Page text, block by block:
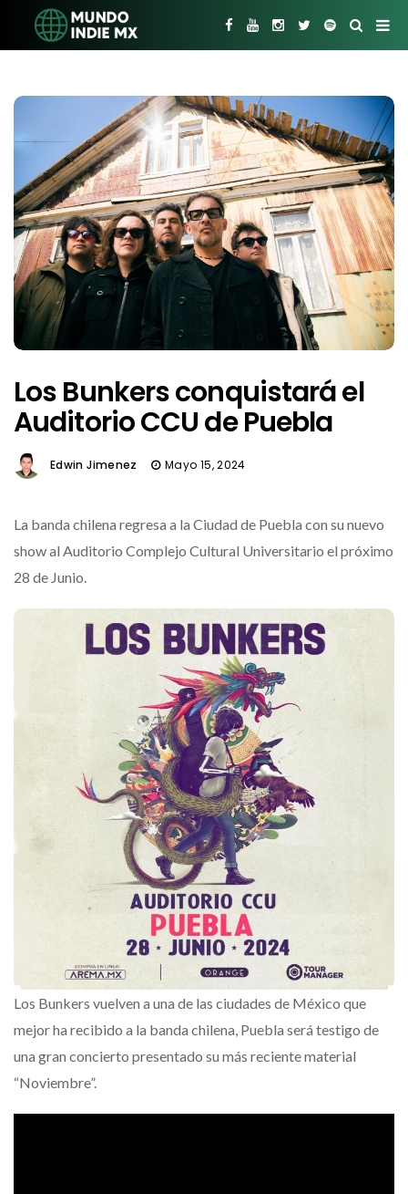
Los Bunkers conquistará el
Auditorio CCU de Puebla
Edwin Jimenez Mayo 15, 2024
La banda chilena regresa a la Ciudad de Puebla con su nuevo
show al Auditorio Complejo Cultural Universitario el próximo
28 de Junio.
Los Bunkers vuelven a una de las ciudades de México que
mejor ha recibido a la banda chilena, Puebla será testigo de
una gran concierto presentado su más reciente material
“Noviembre”.